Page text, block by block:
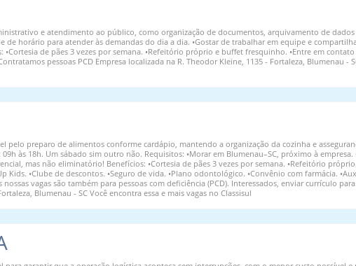
e atendimento ao público, como organização de documentos, arquivamento de
de horário para atender às demandas do dia a dia. •Gostar de trabalhar em equipe e
de pães 3 vezes por semana. •Refeitório próprio e buffet fresquinho. •Entre em
pessoas PCD Empresa localizada na R. Theodor Kleine, 1135 - Fortaleza, Blumenau -
pelo preparo de alimentos conforme cardápio, mantendo a organização da cozinha e
às 18h. Um sábado sim outro não. Requisitos: •Morar em Blumenau–SC, próximo à
mas não eliminatório! Benefícios: •Cortesia de pães 3 vezes por semana. •Refeitório
Kids. •Clube de descontos. •Seguro de vida. •Plano odontológico. •Convênio com farmácia.
nossas vagas são também para pessoas com deficiência (PCD). Interessados, enviar currículo
Blumenau - SC Você encontra essa e mais vagas no Classisul